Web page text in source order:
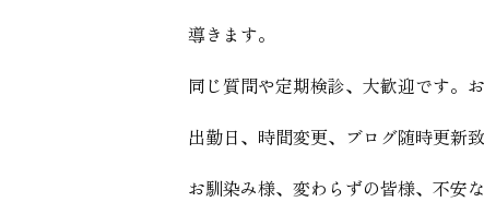
導きます。
同じ質問や定期検診、大歓迎です。
出勤日、時間変更、ブログ随時更新致
お馴染み様、変わらずの皆様、不安